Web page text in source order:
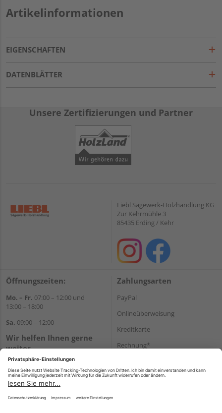
Artikelinformationen
EIGENSCHAFTEN
DATENBLÄTTER
Unsere Zertifizierungen und Partner
Liebl Sägewerk-Holzhandlung KG
Zur Kehrmühle 3
85435 Erding / Kehr
Öffnungszeiten:
Mo. – Fr. 07:00 – 12:00 und
13:00 – 18:00
Sa. 09:00 – 12:00
Wir helfen Ihnen gerne
weiter
Tel.:+49 8122 14197
E-Mail:vertrieb@holz-liebl.de
Zahlungsarten
PayPal
Onlineüberweisung
Kreditkarte
Rechnung*
Versand